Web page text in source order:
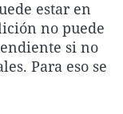
rosa de los vientos
viajera
el perro y el
de
Rioja
estar en
no puede
si no
Para eso se